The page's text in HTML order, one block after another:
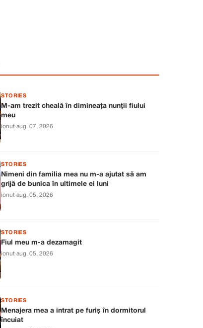
STORIES
M-am trezit cheală în dimineața nunții fiului
meu
ionut·aug. 07, 2026
STORIES
Nimeni din familia mea nu m-a ajutat să am
grijă de bunica în ultimele ei luni
ionut·aug. 05, 2026
STORIES
Fiul meu m-a dezamagit
ionut·aug. 05, 2026
STORIES
Menajera mea a intrat pe furiș în dormitorul
încuiat